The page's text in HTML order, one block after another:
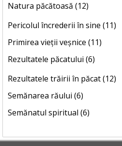
Natura păcătoasă (12)
Pericolul încrederii în sine (11)
Primirea vieții veșnice (11)
Rezultatele păcatului (6)
Rezultatele trăirii în păcat (12)
Semănarea răului (6)
Semănatul spiritual (6)